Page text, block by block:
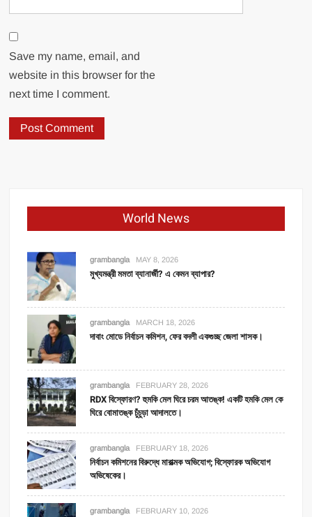
Save my name, email, and
website in this browser for the
next time I comment.
World News
grambangla MAY 8, 2026
মুখ্যমন্ত্রী মমতা ব্যানার্জী? এ কেমন ব্যাপার?
grambangla MARCH 18, 2026
দাবাং মোডে নির্বাচন কমিশন, ফের বদলী একগুচ্ছ জেলা শাসক।
grambangla FEBRUARY 28, 2026
RDX বিস্ফোরণ? হুমকি মেল ঘিরে চরম আতঙ্ক! একটি হমকি মেল কে
ঘিরে বোমাতঙ্ক চুঁচুড়া আদালতে।
grambangla FEBRUARY 18, 2026
নির্বাচন কমিশনের বিরুদ্ধে মারাত্মক অভিযোগ; বিস্ফোরক অভিযোগ
অভিষেকের।
grambangla FEBRUARY 10, 2026